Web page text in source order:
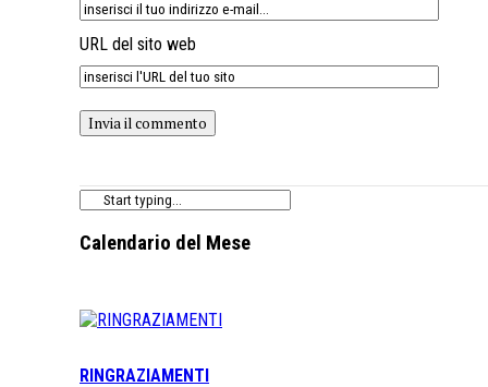
URL del sito web
Calendario del Mese
RINGRAZIAMENTI